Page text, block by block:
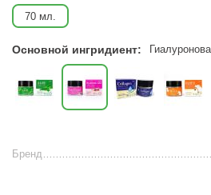
70 мл.
Основной ингридиент:
Бренд